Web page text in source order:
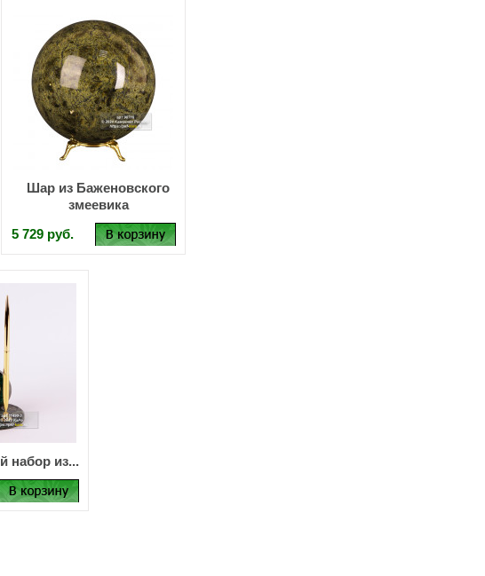
Шар из Баженовского
змеевика
5 729 руб.
набор из...